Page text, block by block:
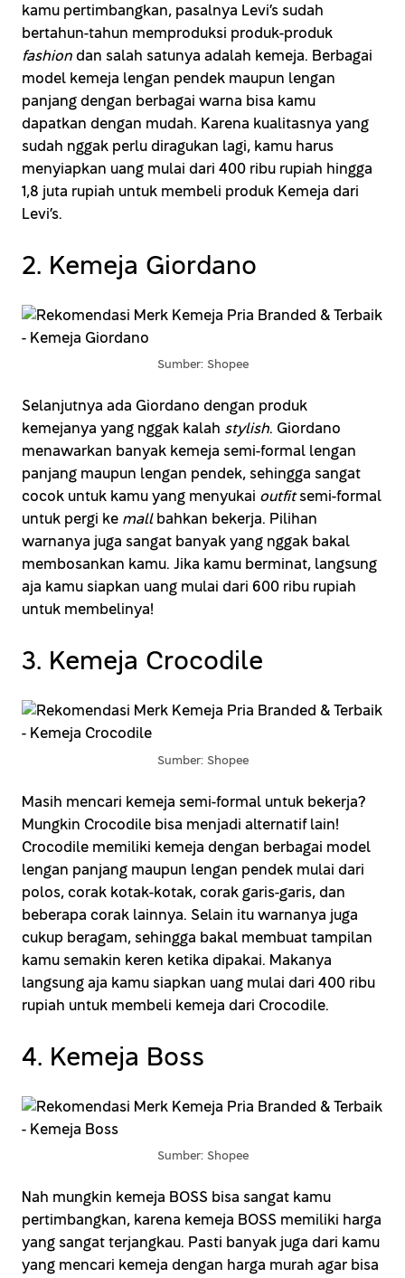
kamu pertimbangkan, pasalnya Levi’s sudah
bertahun-tahun memproduksi produk-produk
fashion dan salah satunya adalah kemeja. Berbagai
model kemeja lengan pendek maupun lengan
panjang dengan berbagai warna bisa kamu
dapatkan dengan mudah. Karena kualitasnya yang
sudah nggak perlu diragukan lagi, kamu harus
menyiapkan uang mulai dari 400 ribu rupiah hingga
1,8 juta rupiah untuk membeli produk Kemeja dari
Levi’s.
2. Kemeja Giordano
Sumber: Shopee
Selanjutnya ada Giordano dengan produk
kemejanya yang nggak kalah stylish. Giordano
menawarkan banyak kemeja semi-formal lengan
panjang maupun lengan pendek, sehingga sangat
cocok untuk kamu yang menyukai outfitsemi-formal
untuk pergi ke mallbahkan bekerja. Pilihan
warnanya juga sangat banyak yang nggak bakal
membosankan kamu. Jika kamu berminat, langsung
aja kamu siapkan uang mulai dari 600 ribu rupiah
untuk membelinya!
3. Kemeja Crocodile
Sumber: Shopee
Masih mencari kemeja semi-formal untuk bekerja?
Mungkin Crocodile bisa menjadi alternatif lain!
Crocodile memiliki kemeja dengan berbagai model
lengan panjang maupun lengan pendek mulai dari
polos, corak kotak-kotak, corak garis-garis, dan
beberapa corak lainnya. Selain itu warnanya juga
cukup beragam, sehingga bakal membuat tampilan
kamu semakin keren ketika dipakai. Makanya
langsung aja kamu siapkan uang mulai dari 400 ribu
rupiah untuk membeli kemeja dari Crocodile.
4. Kemeja Boss
Sumber: Shopee
Nah mungkin kemeja BOSS bisa sangat kamu
pertimbangkan, karena kemeja BOSS memiliki harga
yang sangat terjangkau. Pasti banyak juga dari kamu
yang mencari kemeja dengan harga murah agar bisa